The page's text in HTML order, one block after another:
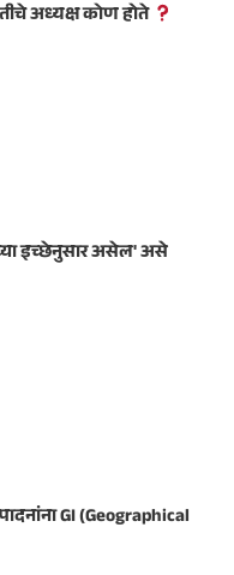
अध्यक्ष कोण होते
इच्छेनुसार असेल' असे
GI (Geographical